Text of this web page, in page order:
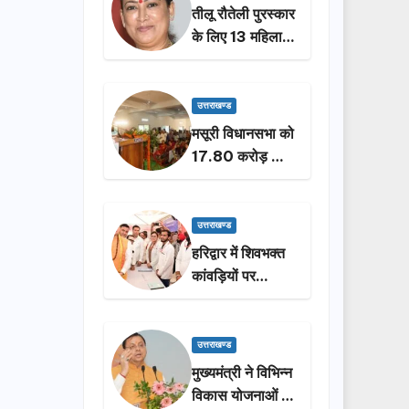
तीलू रौतेली पुरस्कार
के लिए 13 महिलाओं
का चयन, 35
कार्यकर्तियां भी होंगी
सम्मानित…
उत्तराखण्ड
मसूरी विधानसभा को
17.80 करोड़ की
विकास योजनाओं की
ने किया लोकार्पण-
शिलान्यास.
उत्तराखण्ड
हरिद्वार में शिवभक्त
कांवड़ियों पर
पुष्पवर्षा, मुख्यमंत्री
प्रक्षालन…
उत्तराखण्ड
मुख्यमंत्री ने विभिन्न
विकास योजनाओं के